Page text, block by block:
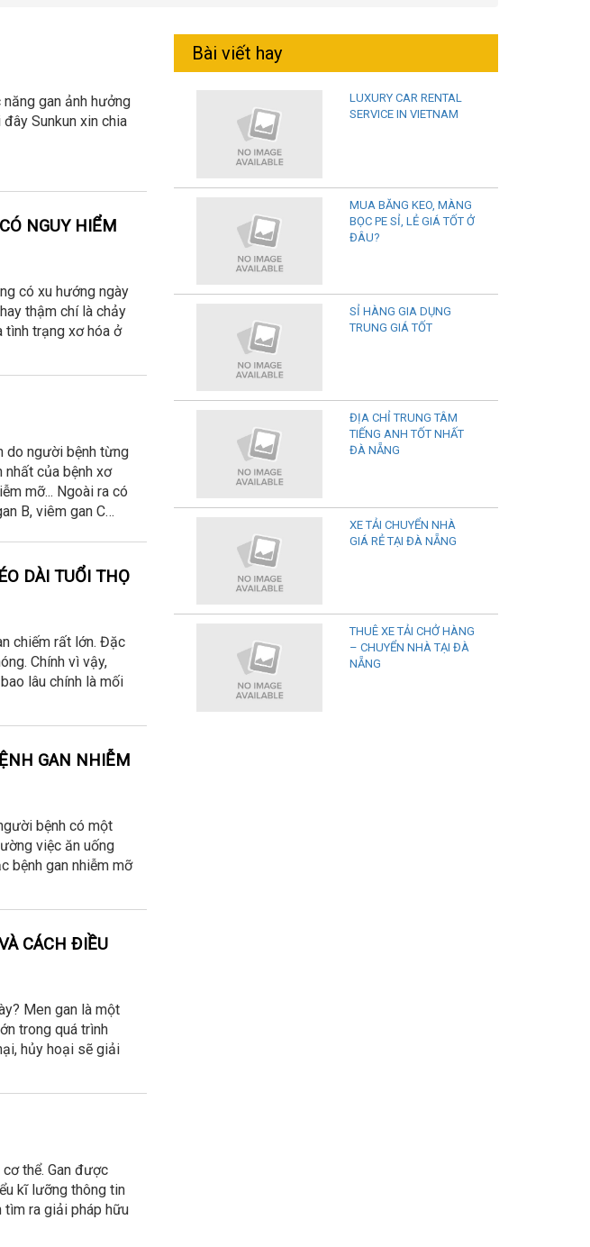
gan ảnh hưởng
Sunkun xin chia
NGUY HIỂM
có xu hướng ngày
thậm chí là chảy
tình trạng xơ hóa ở
do người bệnh từng
nhất của bệnh xơ
mỡ... Ngoài ra có
B, viêm gan C…
DÀI TUỔI THỌ
chiếm rất lớn. Đặc
Chính vì vậy,
lâu chính là mối
GAN NHIỄM
bệnh có một
việc ăn uống
bệnh gan nhiễm mỡ
CÁCH ĐIỀU
Men gan là một
trong quá trình
hủy hoại sẽ giải
thể. Gan được
kĩ lưỡng thông tin
tìm ra giải pháp hữu
Bài viết hay
LUXURY CAR RENTAL
SERVICE IN VIETNAM
MUA BĂNG KEO, MÀNG
BỌC PE SỈ, LẺ GIÁ TỐT Ở
ĐÂU?
SỈ HÀNG GIA DỤNG
TRUNG GIÁ TỐT
ĐỊA CHỈ TRUNG TÂM
TIẾNG ANH TỐT NHẤT
ĐÀ NẴNG
XE TẢI CHUYỂN NHÀ
GIÁ RẺ TẠI ĐÀ NẴNG
THUÊ XE TẢI CHỞ HÀNG
– CHUYỂN NHÀ TẠI ĐÀ
NẴNG